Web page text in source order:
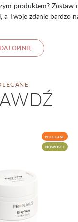
produktem? Zostaw
a Twoje zdanie bardzo
OPINIĘ
POLECANE
NOWOŚCI